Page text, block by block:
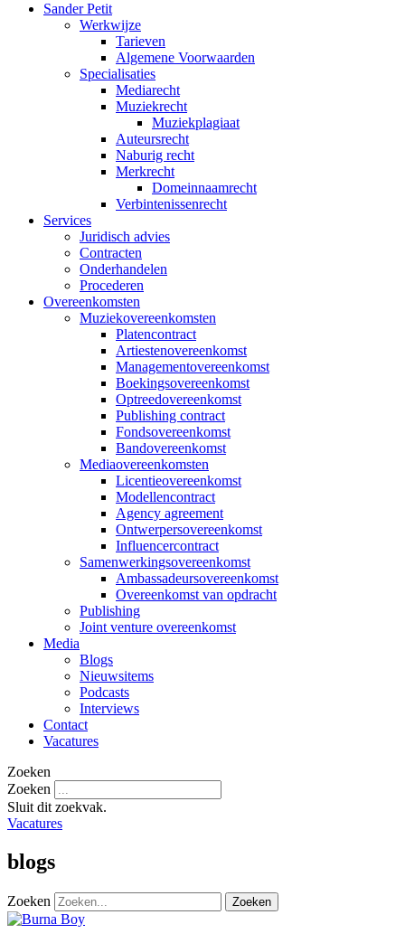
Sander Petit
Werkwijze
Tarieven
Algemene Voorwaarden
Specialisaties
Mediarecht
Muziekrecht
Muziekplagiaat
Auteursrecht
Naburig recht
Merkrecht
Domeinnaamrecht
Verbintenissenrecht
Services
Juridisch advies
Contracten
Onderhandelen
Procederen
Overeenkomsten
Muziekovereenkomsten
Platencontract
Artiestenovereenkomst
Managementovereenkomst
Boekingsovereenkomst
Optreedovereenkomst
Publishing contract
Fondsovereenkomst
Bandovereenkomst
Mediaovereenkomsten
Licentieovereenkomst
Modellencontract
Agency agreement
Ontwerpersovereenkomst
Influencercontract
Samenwerkingsovereenkomst
Ambassadeursovereenkomst
Overeenkomst van opdracht
Publishing
Joint venture overeenkomst
Media
Blogs
Nieuwsitems
Podcasts
Interviews
Contact
Vacatures
Zoeken
Zoeken
Sluit dit zoekvak.
Vacatures
blogs
Zoeken Zoeken